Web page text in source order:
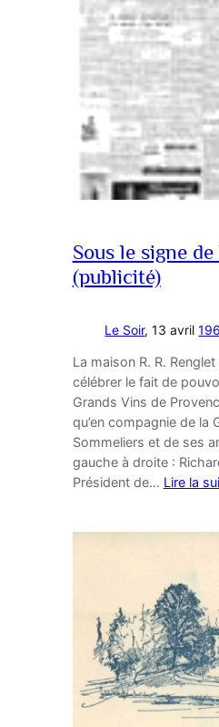
Sous le signe
(publicité)
Le Soir, 13 avril
La maison R. R.
célébrer le fait de
Grands Vins de
qu’en compagnie de la
Sommeliers et de ses
gauche à droite :
Président de… Lire la